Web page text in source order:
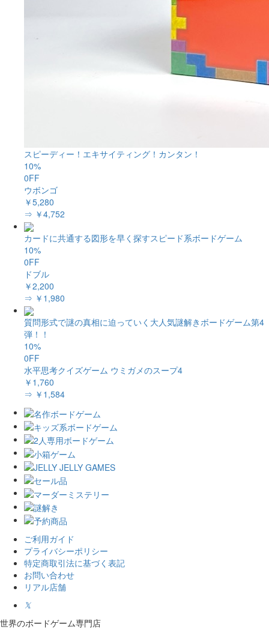
スピーディー！エキサイティング！カンタン！
10%
0FF
ウボンゴ
￥5,280
⇒ ￥4,752
カードに共通する図形を早く探すスピード系ボードゲーム
10%
0FF
ドブル
￥2,200
⇒ ￥1,980
質問形式で謎の真相に迫っていく大人気謎解きボードゲーム第4
弾！！
10%
0FF
水平思考クイズゲーム ウミガメのスープ4
￥1,760
⇒ ￥1,584
ご利用ガイド
プライバシーポリシー
特定商取引法に基づく表記
お問い合わせ
リアル店舗
𝕏
世界のボードゲーム専門店